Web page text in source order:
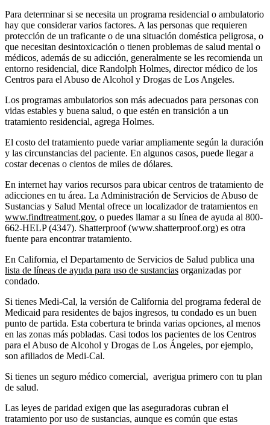
Para determinar si se necesita un programa residencial o ambulatorio
hay que considerar varios factores. A las personas que requieren
protección de un traficante o de una situación doméstica peligrosa, o
que necesitan desintoxicación o tienen problemas de salud mental o
médicos, además de su adicción, generalmente se les recomienda un
entorno residencial, dice Randolph Holmes, director médico de los
Centros para el Abuso de Alcohol y Drogas de Los Angeles.
Los programas ambulatorios son más adecuados para personas con
vidas estables y buena salud, o que estén en transición a un
tratamiento residencial, agrega Holmes.
El costo del tratamiento puede variar ampliamente según la duración
y las circunstancias del paciente. En algunos casos, puede llegar a
costar decenas o cientos de miles de dólares.
En internet hay varios recursos para ubicar centros de tratamiento de
adicciones en tu área. La Administración de Servicios de Abuso de
Sustancias y Salud Mental ofrece un localizador de tratamientos en
www.findtreatment.gov, o puedes llamar a su línea de ayuda al 800-
662-HELP (4347). Shatterproof (www.shatterproof.org) es otra
fuente para encontrar tratamiento.
En California, el Departamento de Servicios de Salud publica una
lista de líneas de ayuda para uso de sustancias organizadas por
condado.
Si tienes Medi-Cal, la versión de California del programa federal de
Medicaid para residentes de bajos ingresos, tu condado es un buen
punto de partida. Esta cobertura te brinda varias opciones, al menos
en las zonas más pobladas. Casi todos los pacientes de los Centros
para el Abuso de Alcohol y Drogas de Los Ángeles, por ejemplo,
son afiliados de Medi-Cal.
Si tienes un seguro médico comercial, averigua primero con tu plan
de salud.
Las leyes de paridad exigen que las aseguradoras cubran el
tratamiento por uso de sustancias, aunque es común que estas